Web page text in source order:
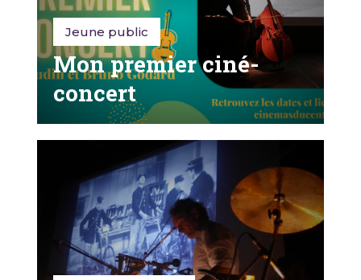
Jeune public
Mon premier ciné-
concert